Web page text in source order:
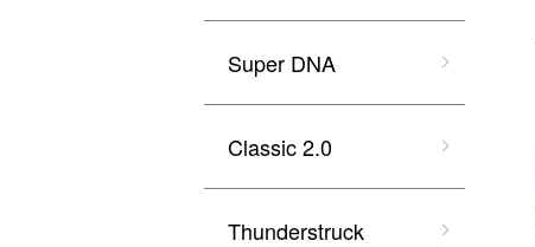
Super DNA
Classic 2.0
Thunderstruck